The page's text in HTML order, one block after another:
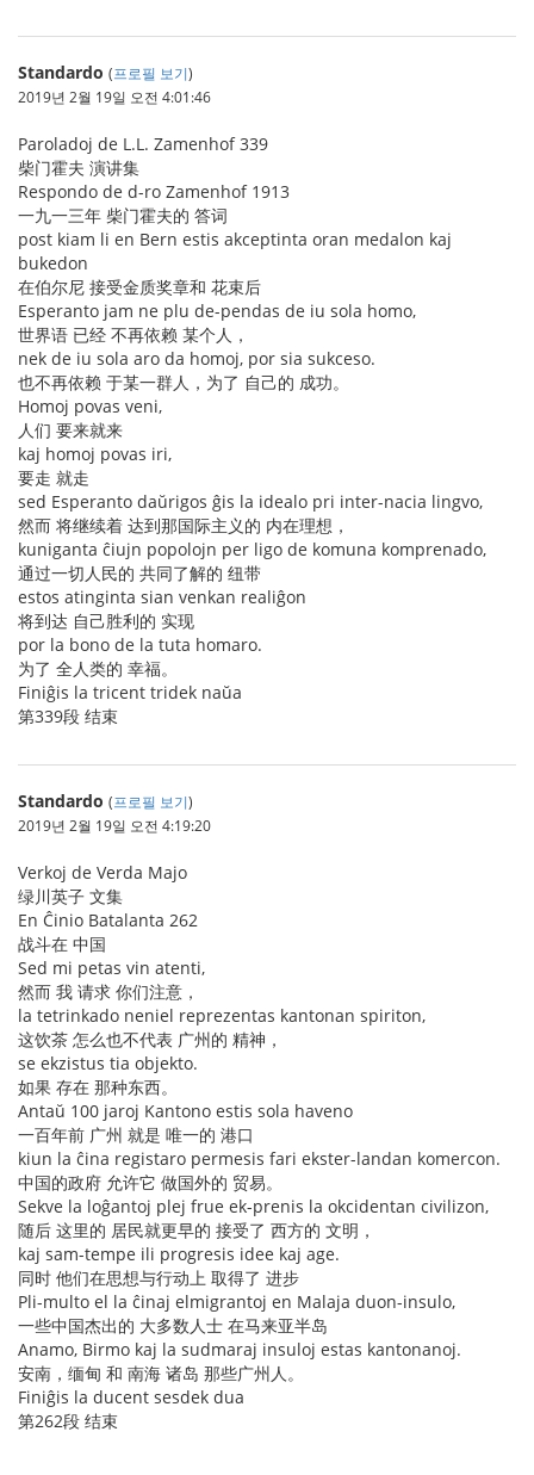
Standardo (프로필 보기)
2019년 2월 19일 오전 4:01:46
Paroladoj de L.L. Zamenhof 339
柴门霍夫 演讲集
Respondo de d-ro Zamenhof 1913
一九一三年 柴门霍夫的 答词
post kiam li en Bern estis akceptinta oran medalon kaj
bukedon
在伯尔尼 接受金质奖章和 花束后
Esperanto jam ne plu de-pendas de iu sola homo,
世界语 已经 不再依赖 某个人，
nek de iu sola aro da homoj, por sia sukceso.
也不再依赖 于某一群人，为了 自己的 成功。
Homoj povas veni,
人们 要来就来
kaj homoj povas iri,
要走 就走
sed Esperanto daŭrigos ĝis la idealo pri inter-nacia lingvo,
然而 将继续着 达到那国际主义的 内在理想，
kuniganta ĉiujn popolojn per ligo de komuna komprenado,
通过一切人民的 共同了解的 纽带
estos atinginta sian venkan realiĝon
将到达 自己胜利的 实现
por la bono de la tuta homaro.
为了 全人类的 幸福。
Finiĝis la tricent tridek naŭa
第339段 结束
Standardo (프로필 보기)
2019년 2월 19일 오전 4:19:20
Verkoj de Verda Majo
绿川英子 文集
En Ĉinio Batalanta 262
战斗在 中国
Sed mi petas vin atenti,
然而 我 请求 你们注意，
la tetrinkado neniel reprezentas kantonan spiriton,
这饮茶 怎么也不代表 广州的 精神，
se ekzistus tia objekto.
如果 存在 那种东西。
Antaŭ 100 jaroj Kantono estis sola haveno
一百年前 广州 就是 唯一的 港口
kiun la ĉina registaro permesis fari ekster-landan komercon.
中国的政府 允许它 做国外的 贸易。
Sekve la loĝantoj plej frue ek-prenis la okcidentan civilizon,
随后 这里的 居民就更早的 接受了 西方的 文明，
kaj sam-tempe ili progresis idee kaj age.
同时 他们在思想与行动上 取得了 进步
Pli-multo el la ĉinaj elmigrantoj en Malaja duon-insulo,
一些中国杰出的 大多数人士 在马来亚半岛
Anamo, Birmo kaj la sudmaraj insuloj estas kantonanoj.
安南，缅甸 和 南海 诸岛 那些广州人。
Finiĝis la ducent sesdek dua
第262段 结束